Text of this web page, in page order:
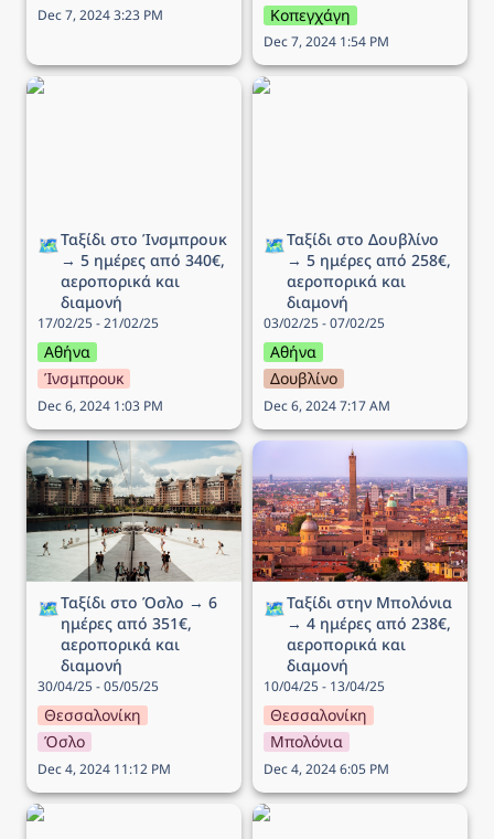
Dec 7, 2024 3:23 PM
Κοπεγχάγη
Dec 7, 2024 1:54 PM
Ταξίδι στo Ίνσμπρουκ →
🗺️Ταξίδι στo Ίνσμπρουκ
→ 5 ημέρες από 340€,
αεροπορικά και
διαμονή
17/02/25 - 21/02/25
Αθήνα
Ίνσμπρουκ
Dec 6, 2024 1:03 PM
Ταξίδι στο Δουβλίνο → 5
🗺️Ταξίδι στο Δουβλίνο
→ 5 ημέρες από 258€,
αεροπορικά και
διαμονή
03/02/25 - 07/02/25
Αθήνα
Δουβλίνο
Dec 6, 2024 7:17 AM
Ταξίδι στο Όσλο → 6
ημέρες από 351€,
αεροπορικά και διαμονή
🗺️Ταξίδι στο Όσλο → 6
ημέρες από 351€,
αεροπορικά και
διαμονή
30/04/25 - 05/05/25
Θεσσαλονίκη
Όσλο
Dec 4, 2024 11:12 PM
Ταξίδι στην Μπολόνια →
4 ημέρες από 238€,
αεροπορικά και διαμονή
🗺️Ταξίδι στην Μπολόνια
→ 4 ημέρες από 238€,
αεροπορικά και
διαμονή
10/04/25 - 13/04/25
Θεσσαλονίκη
Μπολόνια
Dec 4, 2024 6:05 PM
Ταξίδι στο Λονδίνο → 4
Ταξίδι στην Νάπολη → 5